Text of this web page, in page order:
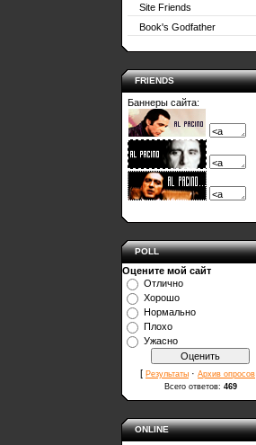
Site Friends
Book's Godfather
FRIENDS
Баннеры сайта:
POLL
Оцените мой сайт
Отлично
Хорошо
Нормально
Плохо
Ужасно
[ Результаты · Архив опросов
Всего ответов: 469
ONLINE